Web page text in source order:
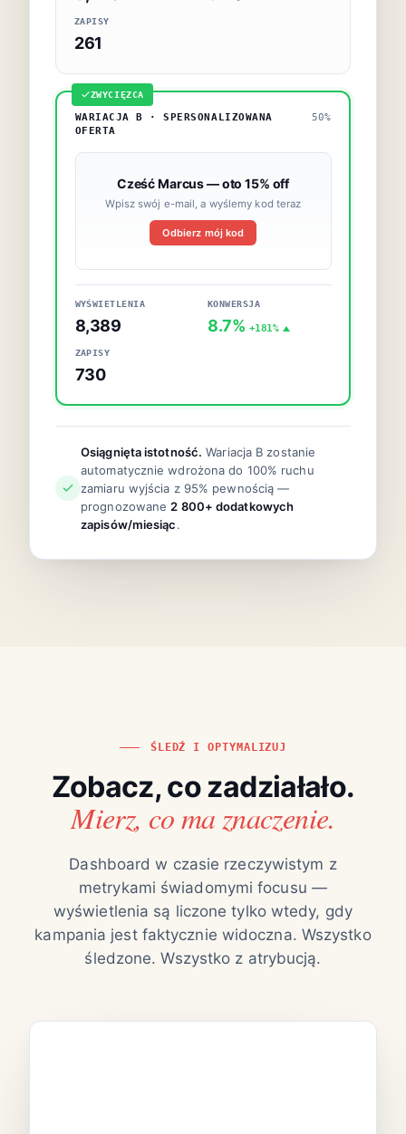
ZAPISY
261
ZWYCIĘZCA
WARIACJA B · SPERSONALIZOWANA
OFERTA
50%
Cześć Marcus — oto 15% off
Wpisz swój e-mail, a wyślemy kod teraz
Odbierz mój kod
WYŚWIETLENIA
8,389
KONWERSJA
8.7% +181%
ZAPISY
730
Osiągnięta istotność. Wariacja B zostanie
automatycznie wdrożona do 100% ruchu
zamiaru wyjścia z 95% pewnością —
prognozowane2 800+ dodatkowych
zapisów/miesiąc.
ŚLEDŹ I OPTYMALIZUJ
Zobacz, co zadziałało.
Mierz, co ma znaczenie.
Dashboard w czasie rzeczywistym z
metrykami świadomymi focusu —
wyświetlenia są liczone tylko wtedy, gdy
kampania jest faktycznie widoczna. Wszystko
śledzone. Wszystko z atrybucją.